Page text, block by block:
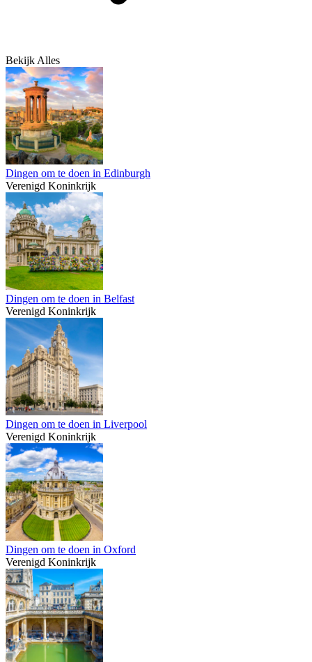
Bekijk Alles
Dingen om te doen in Edinburgh
Verenigd Koninkrijk
Dingen om te doen in Belfast
Verenigd Koninkrijk
Dingen om te doen in Liverpool
Verenigd Koninkrijk
Dingen om te doen in Oxford
Verenigd Koninkrijk